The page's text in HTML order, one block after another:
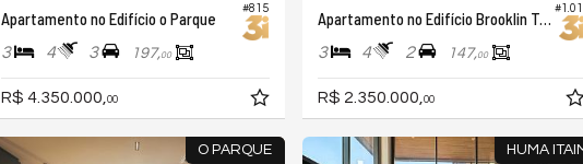
#815
Apartamento no Edifício o Parque
3 4 3 197,00
R$ 4.350.000, 00
Apartamento no Edifício Brooklin To Live
3 4 2 147,00
R$ 2.350.000, 00
O PARQUE HUMA